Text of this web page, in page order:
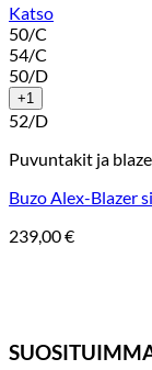
Katso
50/C
54/C
50/D
+1
52/D
Puvuntakit ja
Buzo Alex-Blazer
239,00€